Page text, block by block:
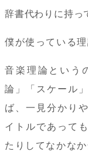
辞書代わりに持っ
僕が使っている理
音楽理論という
論」「スケール
ば、一見分かり
イトルであって
たりしてなかな